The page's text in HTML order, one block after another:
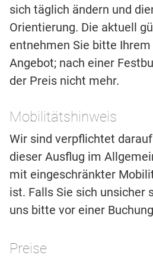
sich täglich ändern und
Orientierung. Die aktuell
entnehmen Sie bitte
Angebot; nach einer
der Preis nicht mehr.
Mobilitätshinweis
Wir sind verpflichtet
dieser Ausflug im
mit eingeschränkter
ist. Falls Sie sich unsicher
uns bitte vor einer
Preise